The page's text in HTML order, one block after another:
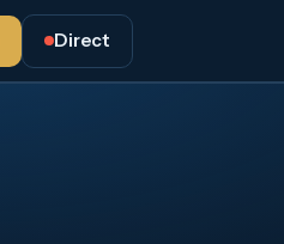
Direct